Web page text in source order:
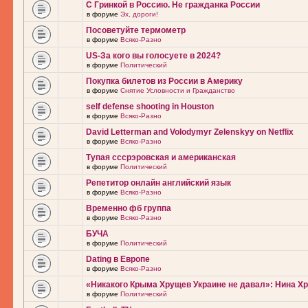
С Гринкой в Россию. Не гражданка России
в форуме Эх, дороги!
Посоветуйте термометр
в форуме Всяко-Разно
US-За кого вы голосуете в 2024?
в форуме Политический
Покупка билетов из России в Америку
в форуме Снятие Условности и Гражданство
self defense shooting in Houston
в форуме Всяко-Разно
David Letterman and Volodymyr Zelenskyy on Netflix
в форуме Всяко-Разно
Тупая сссрэровская и американская
в форуме Политический
Репетитор онлайн английский язык
в форуме Всяко-Разно
Временно фб группа
в форуме Всяко-Разно
БУЧА
в форуме Политический
Dating в Европе
в форуме Всяко-Разно
«Никакого Крыма Хрущев Украине не давал»: Нина
в форуме Политический